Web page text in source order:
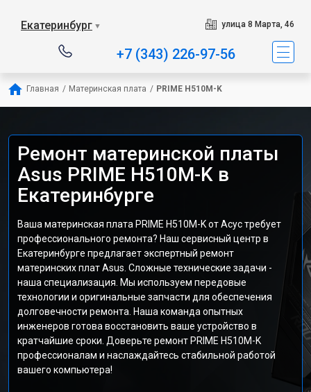
Екатеринбург ▼ улица 8 Марта, 46
+7 (343) 226-97-56
Главная / Материнская плата / PRIME H510M-K
Ремонт материнской платы
Asus PRIME H510M-K в
Екатеринбурге
Ваша материнская плата PRIME H510M-K от Асус требует
профессионального ремонта? Наш сервисный центр в
Екатеринбурге предлагает экспертный ремонт
материнских плат Asus. Сложные технические задачи -
наша специализация. Мы используем передовые
технологии и оригинальные запчасти для обеспечения
долговечности ремонта. Наша команда опытных
инженеров готова восстановить ваше устройство в
кратчайшие сроки. Доверьте ремонт PRIME H510M-K
профессионалам и наслаждайтесь стабильной работой
вашего компьютера!